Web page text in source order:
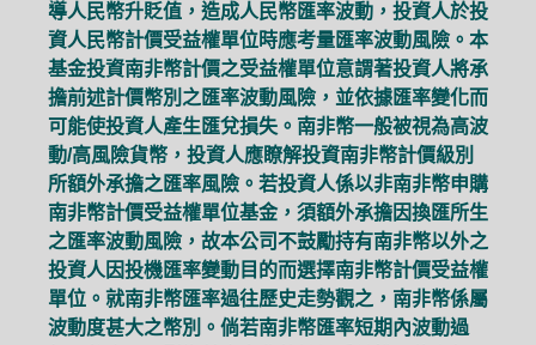
導人民幣升貶值，造成人民幣匯率波動，投資人於投
資人民幣計價受益權單位時應考量匯率波動風險。本
基金投資南非幣計價之受益權單位意謂著投資人將承
擔前述計價幣別之匯率波動風險，並依據匯率變化而
可能使投資人產生匯兌損失。南非幣一般被視為高波
動/高風險貨幣，投資人應瞭解投資南非幣計價級別
所額外承擔之匯率風險。若投資人係以非南非幣申購
南非幣計價受益權單位基金，須額外承擔因換匯所生
之匯率波動風險，故本公司不鼓勵持有南非幣以外之
投資人因投機匯率變動目的而選擇南非幣計價受益權
單位。就南非幣匯率過往歷史走勢觀之，南非幣係屬
波動度甚大之幣別。倘若南非幣匯率短期內波動過